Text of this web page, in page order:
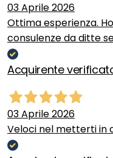
03 Aprile 2026
Ottima esperienza.
consulenze da ditte
Acquirente
03 Aprile 2026
Veloci nel metterti in